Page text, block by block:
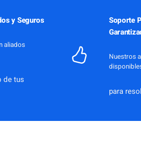
y Seguros
aliados
de tus
Soporte
Nuestros
para